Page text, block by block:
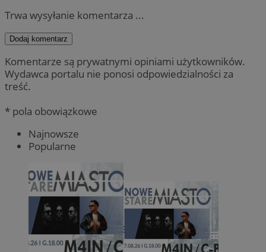
Trwa wysyłanie komentarza ...
Dodaj komentarz
Komentarze są prywatnymi opiniami użytkowników.
Wydawca portalu nie ponosi odpowiedzialności za
treść.
* pola obowiązkowe
Najnowsze
Popularne